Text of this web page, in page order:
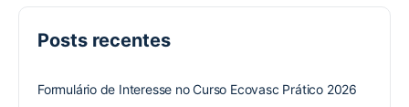
Posts recentes
Formulário de Interesse no Curso Ecovasc Prático 2026